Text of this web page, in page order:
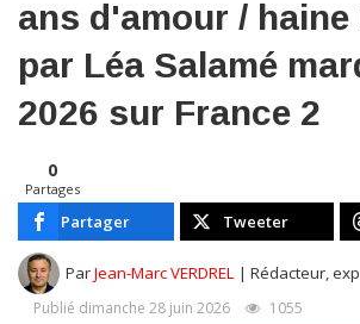
ans d'amour /
par Léa Salamé
2026 sur France 2
0
Partages
Partager Tweeter
ParJean-Marc VERDREL | Rédacteur,
Publié dimanche 28 juin 2026 1055